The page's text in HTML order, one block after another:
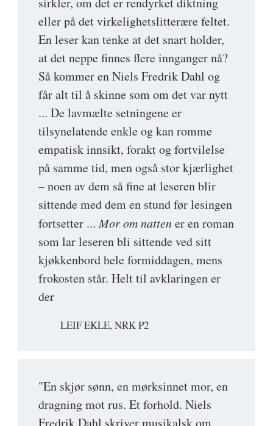
eller på det virkelighetslitterære feltet.
En leser kan tenke at det snart holder,
at det neppe finnes flere innganger nå?
Så kommer en Niels Fredrik Dahl og
får alt til å skinne som om det var nytt
... De lavmælte setningene er
tilsynelatende enkle og kan romme
empatisk innsikt, forakt og fortvilelse
på samme tid, men også stor kjærlighet
– noen av dem så fine at leseren blir
sittende med dem en stund før lesingen
fortsetter ...Mor om nattener en roman
som lar leseren bli sittende ved sitt
kjøkkenbord hele formiddagen, mens
frokosten står. Helt til avklaringen er
der
LEIF EKLE, NRK P2
"En skjør sønn, en mørksinnet mor, en
dragning mot rus. Et forhold. Niels